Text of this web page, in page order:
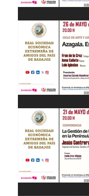
“Energía en
presente y futuro”
28/
"Azagala.
y